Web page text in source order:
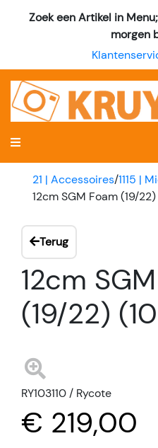
Zoek een Artikel in
morgen
21 | Accessoires/1115 |
12cm SGM Foam (19/
Terug
12cm
(19/22)
RY103110 / Rycote
€ 219,00